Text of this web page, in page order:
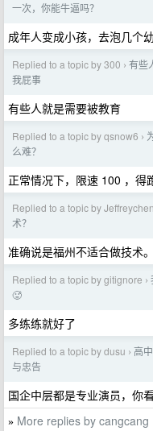
一次，你能牛逼吗？
成年人变成小孩，去泡几个
Replied to a topic by 300 › 有些
我屁事
有些人就是需要被教育
Replied to a topic by qsnow6 ›
么难？
正常情况下，限速 100 ，得
Replied to a topic by Jeffreychen
术？
准确说是福州不适合做技术
Replied to a topic by gitignore ›
🥵
多练练就好了
Replied to a topic by dusu › 高
与忠告
国企中层都是专业演员，你
» More replies by cangcang